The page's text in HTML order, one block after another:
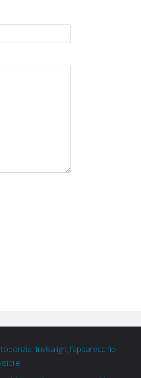
Invisalign, l’apparecchio